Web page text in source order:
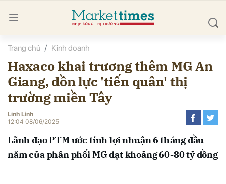
Trang chủ Kinh doanh
Haxaco khai trương thêm MG An
Giang, dồn lực 'tiến quân' thị
trường miền Tây
Linh Linh
12:04 08/06/2025
Lãnh đạo PTM ước tính lợi nhuận 6 tháng đầu
năm của phân phối MG đạt khoảng 60-80 tỷ đồng
luận